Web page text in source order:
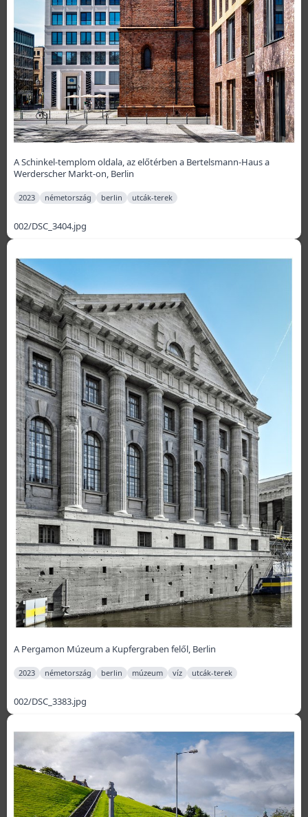
A Schinkel-templom oldala, az előtérben a Bertelsmann-Haus a
Werderscher Markt-on, Berlin
2023 németország berlin utcák-terek
002/DSC_3404.jpg
A Pergamon Múzeum a Kupfergraben felől, Berlin
2023 németország berlin múzeum víz utcák-terek
002/DSC_3383.jpg